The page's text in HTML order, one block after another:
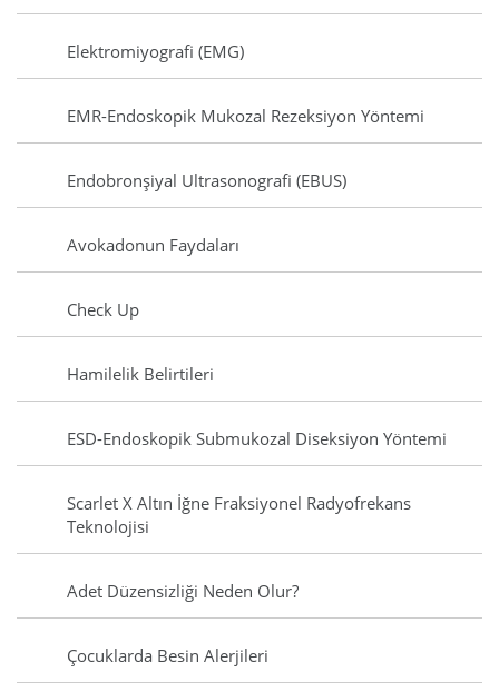
Elektromiyografi (EMG)
EMR-Endoskopik Mukozal Rezeksiyon Yöntemi
Endobronşiyal Ultrasonografi (EBUS)
Avokadonun Faydaları
Check Up
Hamilelik Belirtileri
ESD-Endoskopik Submukozal Diseksiyon Yöntemi
Scarlet X Altın İğne Fraksiyonel Radyofrekans
Teknolojisi
Adet Düzensizliği Neden Olur?
Çocuklarda Besin Alerjileri